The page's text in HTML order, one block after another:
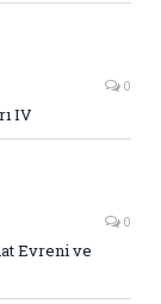
0
IV
0
Evreni ve